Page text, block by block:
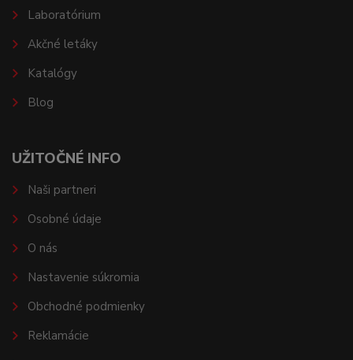
Laboratórium
Akčné letáky
Katalógy
Blog
UŽITOČNÉ INFO
Naši partneri
Osobné údaje
O nás
Nastavenie súkromia
Obchodné podmienky
Reklamácie